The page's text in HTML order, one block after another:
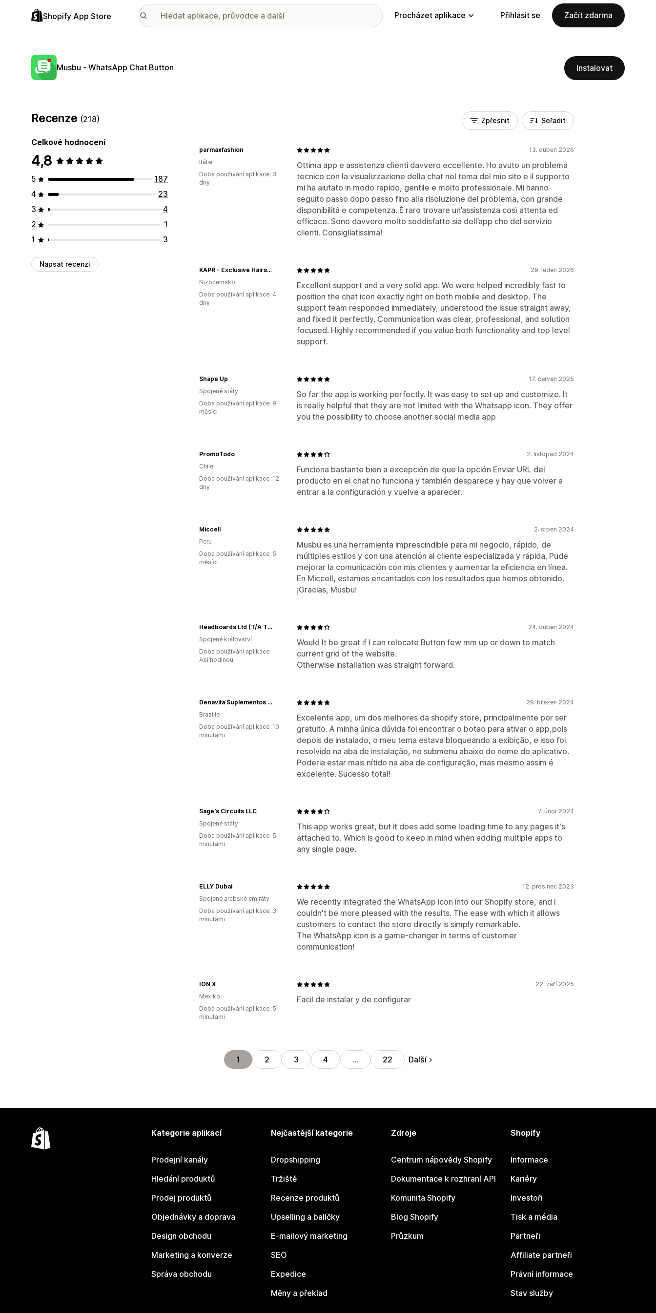
Shopify App Store Procházet aplikace Přihlásit se Začít zdarma
Musbu ‑ WhatsApp Chat Button Instalovat
Recenze (218)
Celkové hodnocení
4,8
5
187
4
23
3
4
2
1
1
3
Napsat recenzi
Zpřesnit Seřadit
13. duben 2026
Ottima app e assistenza clienti davvero eccellente. Ho avuto un problema
tecnico con la visualizzazione della chat nel tema del mio sito e il supporto
mi ha aiutato in modo rapido, gentile e molto professionale. Mi hanno
seguito passo dopo passo fino alla risoluzione del problema, con grande
disponibilità e competenza. È raro trovare un’assistenza così attenta ed
efficace. Sono davvero molto soddisfatto sia dell’app che del servizio
clienti. Consigliatissima!
parmaxfashion
Itálie
Doba používání aplikace: 3
dny
29. leden 2026
Excellent support and a very solid app. We were helped incredibly fast to
position the chat icon exactly right on both mobile and desktop. The
support team responded immediately, understood the issue straight away,
and fixed it perfectly. Communication was clear, professional, and solution
focused. Highly recommended if you value both functionality and top level
support.
KAPR - Exclusive Hairstyle Products
Nizozemsko
Doba používání aplikace: 4
dny
17. červen 2025
So far the app is working perfectly. It was easy to set up and customize. It
is really helpful that they are not limited with the Whatsapp icon. They offer
you the possibility to choose another social media app
Shape Up
Spojené státy
Doba používání aplikace: 9
měsíci
2. listopad 2024
Funciona bastante bien a excepción de que la opción Enviar URL del
producto en el chat no funciona y también desparece y hay que volver a
entrar a la configuración y vuelve a aparecer.
PromoTodo
Chile
Doba používání aplikace: 12
dny
2. srpen 2024
Musbu es una herramienta imprescindible para mi negocio, rápido, de
múltiples estilos y con una atención al cliente especializada y rápida. Pude
mejorar la comunicación con mis clientes y aumentar la eficiencia en línea.
En Miccell, estamos encantados con los resultados que hemos obtenido.
¡Gracias, Musbu!
Miccell
Peru
Doba používání aplikace: 5
měsíci
24. duben 2024
Would It be great if I can relocate Button few mm up or down to match
current grid of the website.
Otherwise installation was straight forward.
Headboards Ltd (T/A The Bed Slats Workshop)
Spojené království
Doba používání aplikace:
Asi hodinou
28. březen 2024
Excelente app, um dos melhores da shopify store, principalmente por ser
gratuito. A minha única dúvida foi encontrar o botao para ativar o app,pois
depois de instalado, o meu tema estava bloqueando a exibição, e isso foi
resolvido na aba de instalação, no submenu abaixo do nome do aplicativo.
Poderia estar mais nítido na aba de configuração, mas mesmo assim é
excelente. Sucesso total!
Denavita Suplementos e Vitaminas
Brazílie
Doba používání aplikace: 10
minutami
7. únor 2024
This app works great, but it does add some loading time to any pages it's
attached to. Which is good to keep in mind when adding multiple apps to
any single page.
Sage's Circuits LLC
Spojené státy
Doba používání aplikace: 5
minutami
12. prosinec 2023
We recently integrated the WhatsApp icon into our Shopify store, and I
couldn't be more pleased with the results. The ease with which it allows
customers to contact the store directly is simply remarkable.
The WhatsApp icon is a game-changer in terms of customer
communication!
ELLY Dubai
Spojené arabské emiráty
Doba používání aplikace: 3
minutami
22. září 2025
Facil de instalar y de configurar
ION X
Mexiko
Doba používání aplikace: 5
minutami
1 2 3 4 … 22 Další
Kategorie aplikací
Prodejní kanály
Hledání produktů
Prodej produktů
Objednávky a doprava
Design obchodu
Marketing a konverze
Správa obchodu
Nejčastější kategorie
Dropshipping
Tržiště
Recenze produktů
Upselling a balíčky
E-mailový marketing
SEO
Expedice
Měny a překlad
Zdroje
Centrum nápovědy Shopify
Dokumentace k rozhraní API
Komunita Shopify
Blog Shopify
Průzkum
Shopify
Informace
Kariéry
Investoři
Tisk a média
Partneři
Affiliate partneři
Právní informace
Stav služby